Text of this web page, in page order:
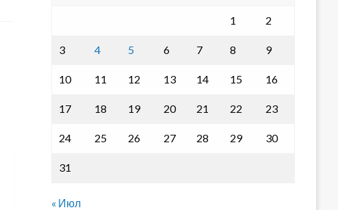
1 2
3 4 5 6 7 8 9
10 11 12 13 14 15 16
17 18 19 20 21 22 23
24 25 26 27 28 29 30
31
« Июл